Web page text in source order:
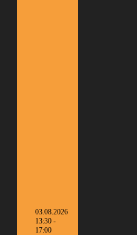
03.08.2026
13:30 -
17:00